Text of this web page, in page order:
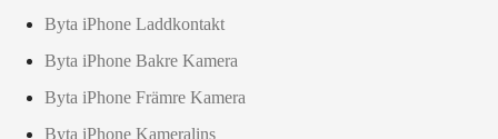
Byta iPhone Laddkontakt
Byta iPhone Bakre Kamera
Byta iPhone Främre Kamera
Byta iPhone Kameralins